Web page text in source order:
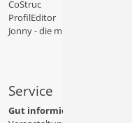
CoStruc
ProfilEditor
Jonny - die mb-App
Service
Gut informiert